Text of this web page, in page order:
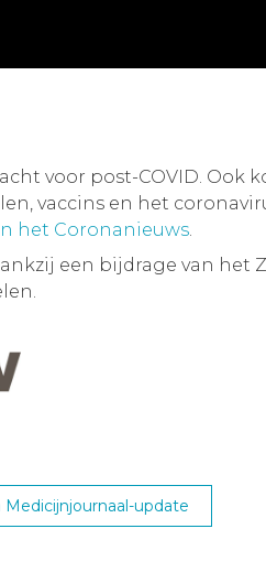
voor post-COVID. Ook
vaccins en het
het Coronanieuws.
een bijdrage van het
update